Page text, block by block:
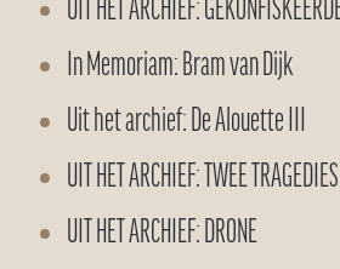
UIT HET ARCHIEF:
In Memoriam: Bram van Dijk
Uit het archief: De Alouette III
UIT HET ARCHIEF: TWEE
UIT HET ARCHIEF: DRONE